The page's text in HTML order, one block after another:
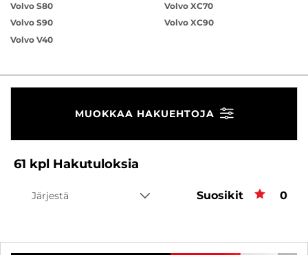
Volvo S80
Volvo S90
Volvo V40
Volvo XC70
Volvo XC90
MUOKKAA HAKUEHTOJA
61 kpl Hakutuloksia
Järjestä Suosikit 0